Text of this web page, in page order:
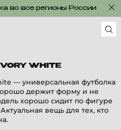
во все регионы России
WHITE
— универсальная футболка
держит форму и не
хорошо сидит по фигуре
вещь для тех, кто